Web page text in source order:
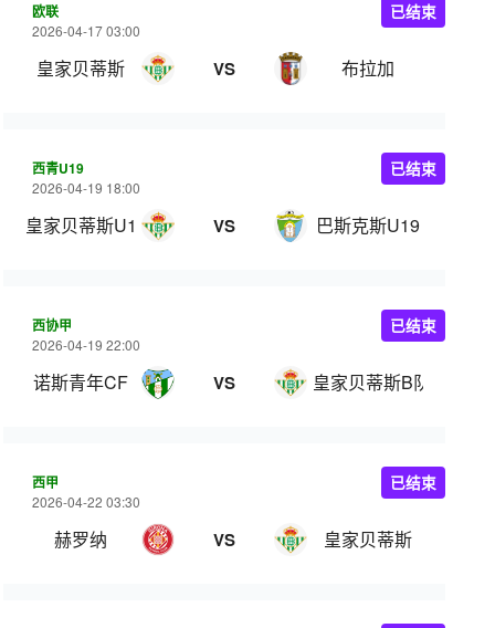
欧联
2026-04-17 03:00
皇家贝蒂斯 VS 布拉加
已结束
西青U19
2026-04-19 18:00
皇家贝蒂斯U19 VS 巴斯克斯U19
已结束
西协甲
2026-04-19 22:00
诺斯青年CF VS 皇家贝蒂斯B队
已结束
西甲
2026-04-22 03:30
赫罗纳 VS 皇家贝蒂斯
已结束